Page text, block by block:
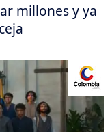
millones y ya